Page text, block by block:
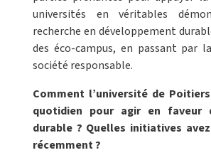
universités en véritables
recherche en développement
des éco-campus, en passant par
société responsable.
Comment l’université de
quotidien pour agir en faveur
durable ? Quelles initiatives
récemment ?